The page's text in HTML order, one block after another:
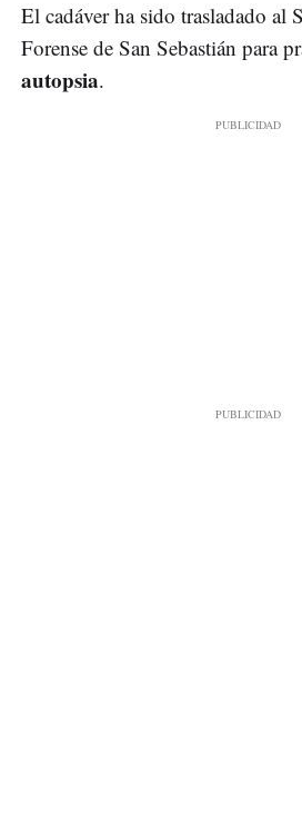
El cadáver ha sido trasladado al
Forense de San Sebastián para
autopsia.